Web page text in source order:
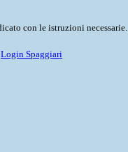
con le istruzioni necessarie.
Login Spaggiari